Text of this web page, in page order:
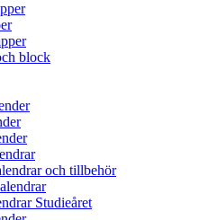
block
och tillbehör
Studieåret